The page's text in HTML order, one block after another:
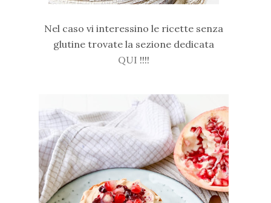
Nel caso vi interessino le ricette senza
glutine trovate la sezione dedicata
QUI !!!!